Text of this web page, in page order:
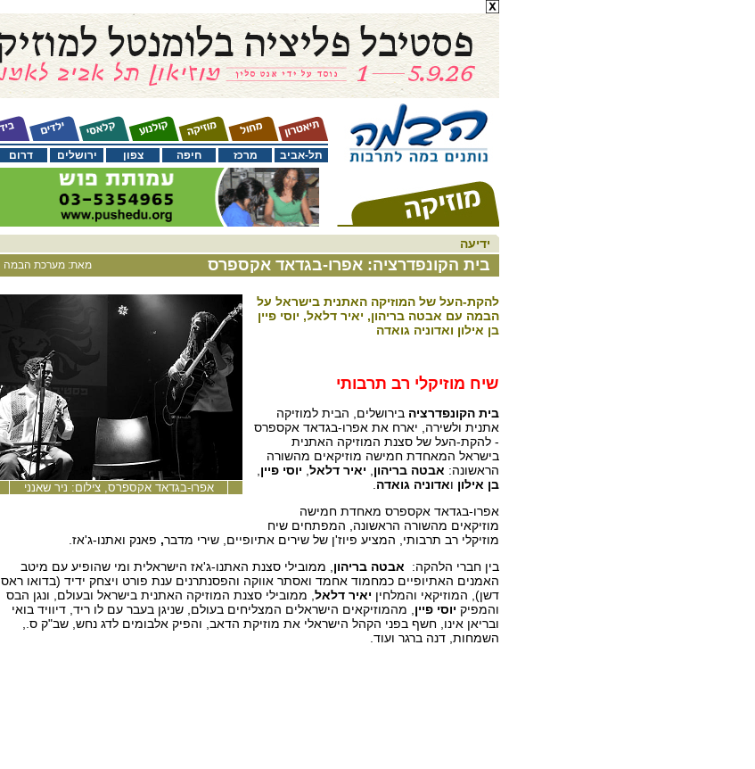
דרום ירושלים צפון חיפה מרכז תל-אביב
ידיעה
מאת: מערכת הבמה בית הקונפדרציה: אפרו-בגדאד אקספרס
אפרו-בגדאד אקספרס, צילום: ניר שאנני
להקת-העל של המוזיקה האתנית בישראל על
הבמה עם אבטה בריהון, יאיר דלאל, יוסי פיין
בן אילון ואדוניה גואדה
שיח מוזיקלי רב תרבותי
בית הקונפדרציה בירושלים, הבית למוזיקה
אתנית ולשירה, יארח את אפרו-בגדאד אקספרס
- להקת-העל של סצנת המוזיקה האתנית
בישראל המאחדת חמישה מוזיקאים מהשורה
הראשונה: אבטה בריהון יאיר דלאל יוסי פיין
בן אילון ואדוניה גואדה
אפרו-בגדאד אקספרס מאחדת חמישה
מוזיקאים מהשורה הראשונה, המפתחים שיח
מוזיקלי רב תרבותי, המציע פיוז'ן של שירים אתיופיים, שירי מדבר, פאנק ואתנו-ג'אז.
בין חברי הלהקה: אבטה בריהון , ממובילי סצנת האתנו-ג'אז הישראלית ומי שהופיע עם מיטב
האמנים האתיופיים כמחמוד אחמד ואסתר אווקה והפסנתרנים ענת פורט ויצחק ידיד (בדואו ראס
דשן), המוזיקאי והמלחין יאיר דלאל , ממובילי סצנת המוזיקה האתנית בישראל ובעולם, ונגן הבס
והמפיק יוסי פיין , מהמוזיקאים הישראלים המצליחים בעולם, שניגן בעבר עם לו ריד, דיוויד בואי
ובריאן אינו, חשף בפני הקהל הישראלי את מוזיקת הדאב, והפיק אלבומים לדג נחש, שב"ק ס.,
השמחות, דנה ברגר ועוד.